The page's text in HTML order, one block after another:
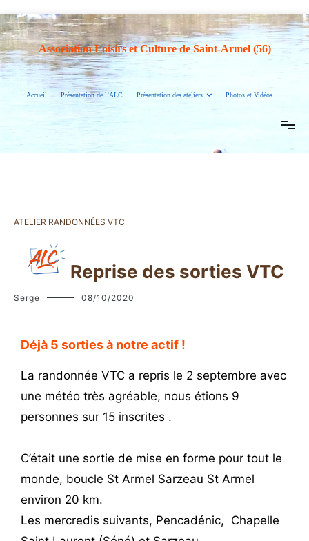
Association Loisirs et Culture de Saint-Armel (56)
Accueil Présentation de l’ALC Présentation des ateliers Photos et Vidéos
ATELIER RANDONNÉES VTC
Reprise des sorties VTC
Serge 08/10/2020
Déjà 5 sorties à notre actif !
La randonnée VTC a repris le 2 septembre avec
une météo très agréable, nous étions 9
personnes sur 15 inscrites .
C’était une sortie de mise en forme pour tout le
monde, boucle St Armel Sarzeau St Armel
environ 20 km.
Les mercredis suivants, Pencadénic, Chapelle